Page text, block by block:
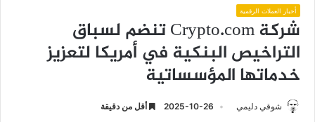
أخبار العملات الرقمية
شركة Crypto.com تنضم لسباق
التراخيص البنكية في أمريكا لتعزيز
خدماتها المؤسساتية
شوقي دليمي 2025-10-26 أقل من دقيقة